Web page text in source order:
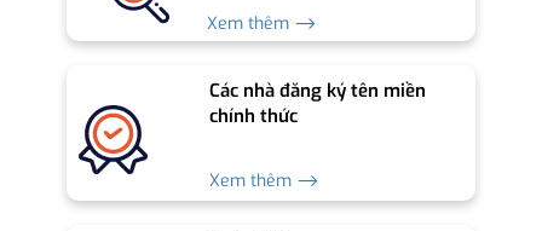
Xem thêm ⟶
Các nhà đăng ký tên miền
chính thức
Xem thêm ⟶